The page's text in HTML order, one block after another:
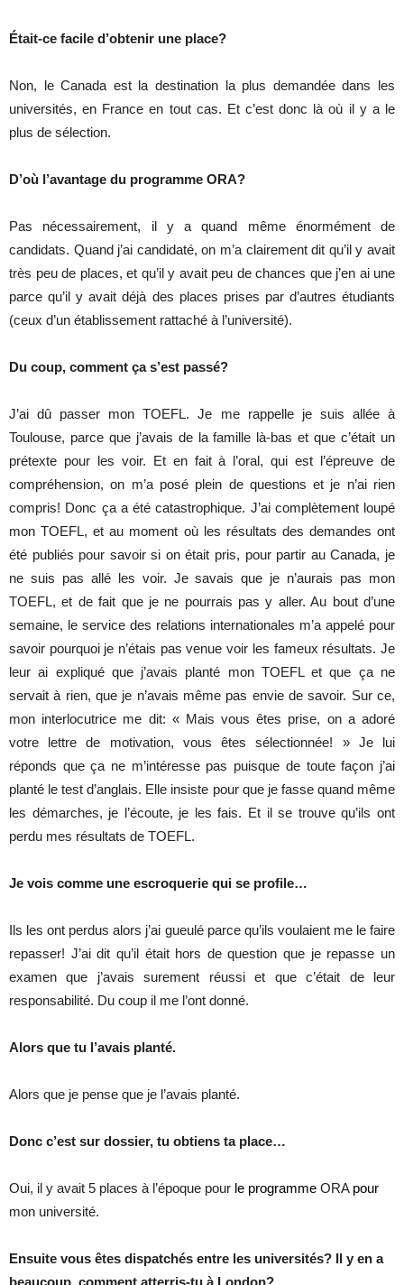
Était-ce facile d’obtenir une place?
Non, le Canada est la destination la plus demandée dans les
universités, en France en tout cas. Et c’est donc là où il y a le
plus de sélection.
D’où l’avantage du programme ORA?
Pas nécessairement, il y a quand même énormément de
candidats. Quand j’ai candidaté, on m’a clairement dit qu’il y avait
très peu de places, et qu’il y avait peu de chances que j’en ai une
parce qu’il y avait déjà des places prises par d’autres étudiants
(ceux d’un établissement rattaché à l’université).
Du coup, comment ça s’est passé?
J’ai dû passer mon TOEFL. Je me rappelle je suis allée à
Toulouse, parce que j’avais de la famille là-bas et que c’était un
prétexte pour les voir. Et en fait à l’oral, qui est l’épreuve de
compréhension, on m’a posé plein de questions et je n’ai rien
compris! Donc ça a été catastrophique. J’ai complètement loupé
mon TOEFL, et au moment où les résultats des demandes ont
été publiés pour savoir si on était pris, pour partir au Canada, je
ne suis pas allé les voir. Je savais que je n’aurais pas mon
TOEFL, et de fait que je ne pourrais pas y aller. Au bout d’une
semaine, le service des relations internationales m’a appelé pour
savoir pourquoi je n’étais pas venue voir les fameux résultats. Je
leur ai expliqué que j’avais planté mon TOEFL et que ça ne
servait à rien, que je n’avais même pas envie de savoir. Sur ce,
mon interlocutrice me dit: « Mais vous êtes prise, on a adoré
votre lettre de motivation, vous êtes sélectionnée! » Je lui
réponds que ça ne m’intéresse pas puisque de toute façon j’ai
planté le test d’anglais. Elle insiste pour que je fasse quand même
les démarches, je l’écoute, je les fais. Et il se trouve qu’ils ont
perdu mes résultats de TOEFL.
Je vois comme une escroquerie qui se profile…
Ils les ont perdus alors j’ai gueulé parce qu’ils voulaient me le faire
repasser! J’ai dit qu’il était hors de question que je repasse un
examen que j’avais surement réussi et que c’était de leur
responsabilité. Du coup il me l’ont donné.
Alors que tu l’avais planté.
Alors que je pense que je l’avais planté.
Donc c’est sur dossier, tu obtiens ta place…
Oui, il y avait 5 places à l’époque pour le programme ORA pour
mon université.
Ensuite vous êtes dispatchés entre les universités? Il y en a
beaucoup, comment atterris-tu à London?